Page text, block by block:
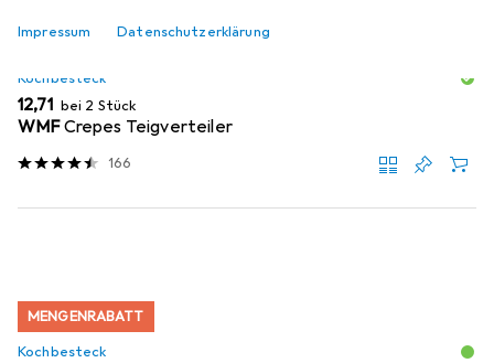
Impressum Datenschutzerklärung
MENGENRABATT
Kochbesteck
EUR
12,71 bei 2 Stück
WMFCrepes Teigverteiler
166
MENGENRABATT
Kochbesteck